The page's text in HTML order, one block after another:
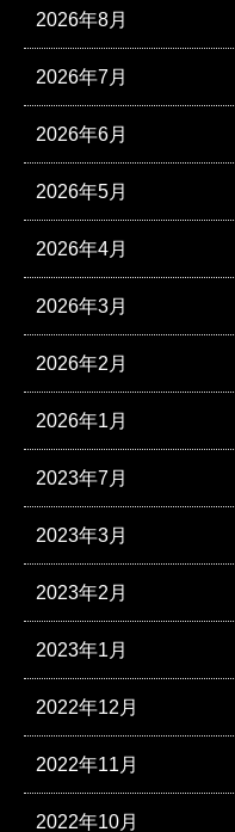
2026年8月
2026年7月
2026年6月
2026年5月
2026年4月
2026年3月
2026年2月
2026年1月
2023年7月
2023年3月
2023年2月
2023年1月
2022年12月
2022年11月
2022年10月